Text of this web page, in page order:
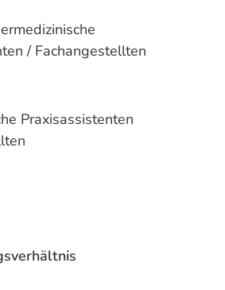
/ Fachangestellten
Praxisassistenten